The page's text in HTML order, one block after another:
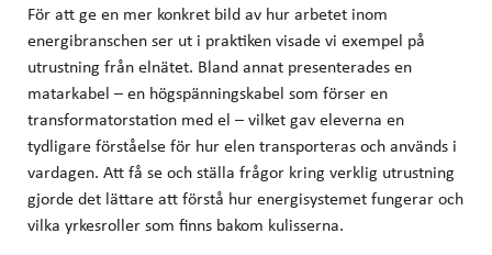
För att ge en mer konkret bild av hur arbetet inom
energibranschen ser ut i praktiken visade vi exempel på
utrustning från elnätet. Bland annat presenterades en
matarkabel – en högspänningskabel som förser en
transformatorstation med el – vilket gav eleverna en
tydligare förståelse för hur elen transporteras och används i
vardagen. Att få se och ställa frågor kring verklig utrustning
gjorde det lättare att förstå hur energisystemet fungerar och
vilka yrkesroller som finns bakom kulisserna.